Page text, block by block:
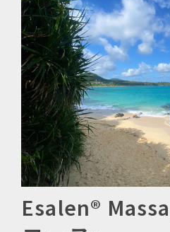
Esalen®
コース: